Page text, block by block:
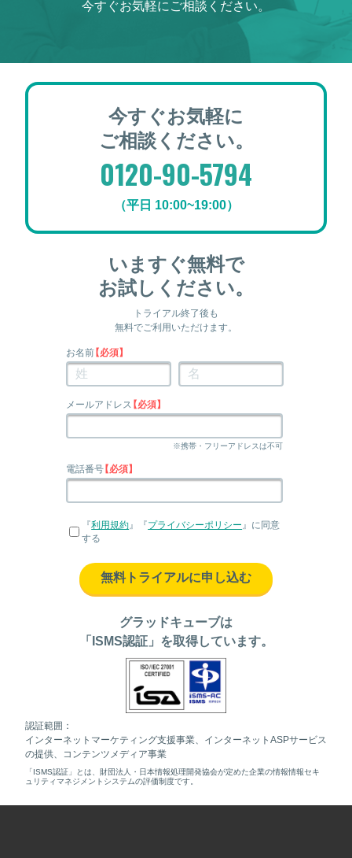
今すぐお気軽にご相談ください。
今すぐお気軽に
ご相談ください。
0120-90-5794
（平日 10:00~19:00）
グラッドキューブは
「ISMS認証」を取得しています。
認証範囲：
インターネットマーケティング支援事業、インターネットASPサービス
の提供、コンテンツメディア事業
「ISMS認証」とは、財団法人・日本情報処理開発協会が定めた企業の情報情報セキ
ュリティマネジメントシステムの評価制度です。
いますぐ無料で
お試しください。
トライアル終了後も
無料でご利用いただけます。
お名前【必須】
メールアドレス【必須】
※携帯・フリーアドレスは不可
電話番号【必須】
『利用規約 』『プライバシーポリシー 』に同意
する
無料トライアルに申し込む